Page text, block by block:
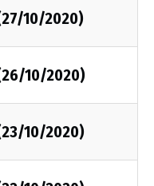
10/2020)
10/2020)
10/2020)